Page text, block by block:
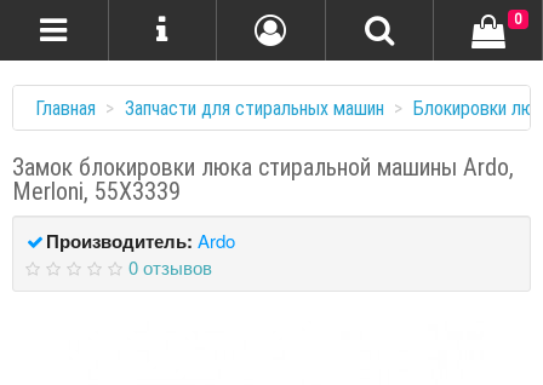
0
Главная Запчасти для стиральных машин Блокировки
Замок блокировки люка стиральной машины Ardo,
Merloni, 55X3339
Производитель: Ardo
0 отзывов